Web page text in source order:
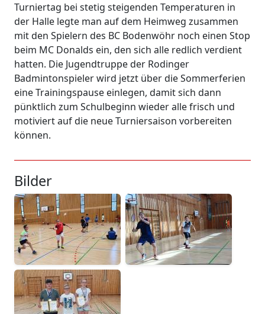
Turniertag bei stetig steigenden Temperaturen in
der Halle legte man auf dem Heimweg zusammen
mit den Spielern des BC Bodenwöhr noch einen Stop
beim MC Donalds ein, den sich alle redlich verdient
hatten. Die Jugendtruppe der Rodinger
Badmintonspieler wird jetzt über die Sommerferien
eine Trainingspause einlegen, damit sich dann
pünktlich zum Schulbeginn wieder alle frisch und
motiviert auf die neue Turniersaison vorbereiten
können.
Bilder